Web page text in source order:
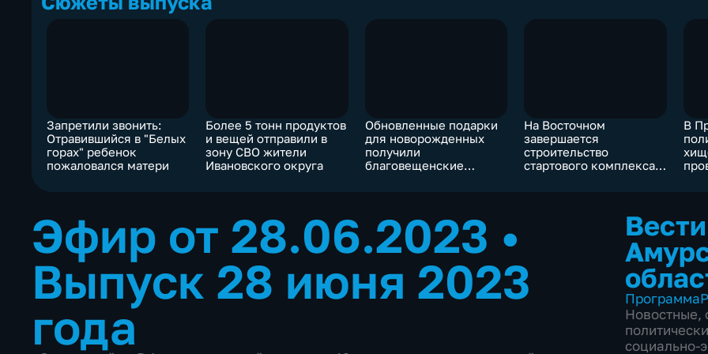
Запретили звонить:
Отравившийся в "Белых
горах" ребенок
пожаловался матери
Более 5 тонн продуктов
и вещей отправили в
зону СВО жители
Ивановского округа
Обновленные подарки
для новорожденных
получили
благовещенские
На Восточном
завершается
строительство
стартового комплекса
В
Эфир от 28.06.2023 •
Выпуск 28 июня 2023
года
Программа
Новостные,
социально-